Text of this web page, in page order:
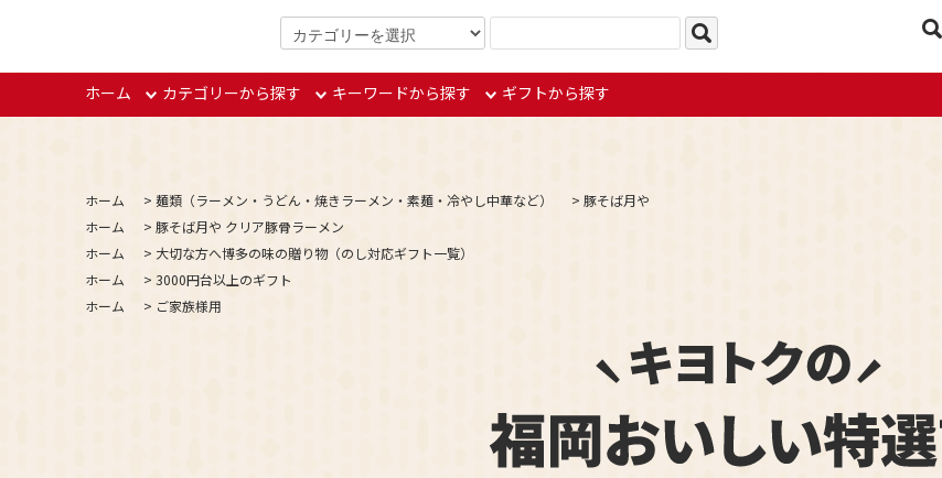
ホーム カテゴリーから探す キーワードから探す ギフトから探す
ホーム > 麺類（ラーメン・うどん・焼きラーメン・素麺・冷やし中華など） > 豚そば月や
ホーム
> 豚そば月や クリア豚骨ラーメン
ホーム
> 大切な方へ博多の味の贈り物（のし対応ギフト一覧）
ホーム
> 3000円台以上のギフト
ホーム
> ご家族様用